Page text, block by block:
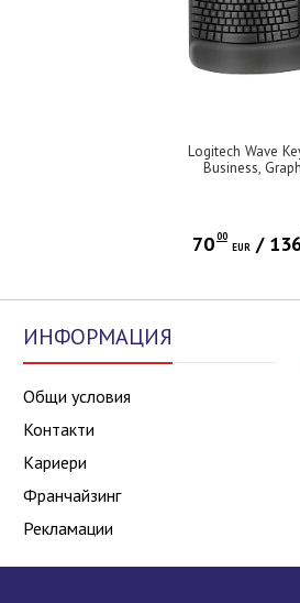
Logitech Wave
Business,
7000
EUR/
ИНФОРМАЦИЯ
Общи условия
Контакти
Кариери
Франчайзинг
Рекламации